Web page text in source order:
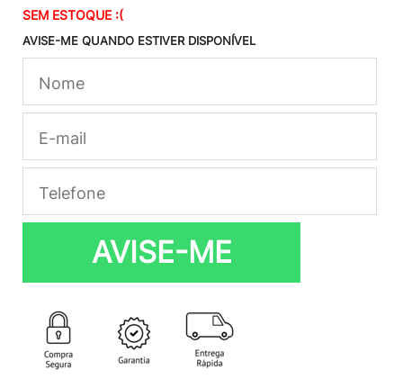
SEM ESTOQUE :(
AVISE-ME QUANDO ESTIVER DISPONÍVEL
AVISE-ME